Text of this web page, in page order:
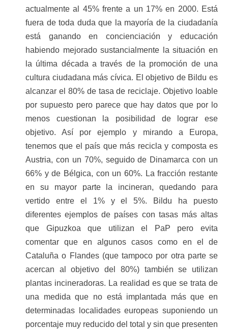
actualmente al 45% frente a un 17% en 2000. Está
fuera de toda duda que la mayoría de la ciudadanía
está ganando en concienciación y educación
habiendo mejorado sustancialmente la situación en
la última década a través de la promoción de una
cultura ciudadana más cívica. El objetivo de Bildu es
alcanzar el 80% de tasa de reciclaje. Objetivo loable
por supuesto pero parece que hay datos que por lo
menos cuestionan la posibilidad de lograr ese
objetivo. Así por ejemplo y mirando a Europa,
tenemos que el país que más recicla y composta es
Austria, con un 70%, seguido de Dinamarca con un
66% y de Bélgica, con un 60%. La fracción restante
en su mayor parte la incineran, quedando para
vertido entre el 1% y el 5%. Bildu ha puesto
diferentes ejemplos de países con tasas más altas
que Gipuzkoa que utilizan el PaP pero evita
comentar que en algunos casos como en el de
Cataluña o Flandes (que tampoco por otra parte se
acercan al objetivo del 80%) también se utilizan
plantas incineradoras. La realidad es que se trata de
una medida que no está implantada más que en
determinadas localidades europeas suponiendo un
porcentaje muy reducido del total y sin que presenten